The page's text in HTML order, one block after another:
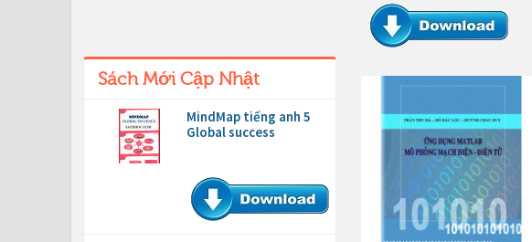
Sách Mới Cập Nhật
MindMap tiếng anh 5
Global success